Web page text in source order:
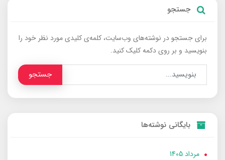
جستجو
برای جستجو در نوشته‌های وب‌سایت، کلمه‌ی کلیدی مورد نظر خود را
بنویسید و بر روی دکمه کلیک کنید.
جستجو
بایگانی نوشته‌ها
مرداد 1405